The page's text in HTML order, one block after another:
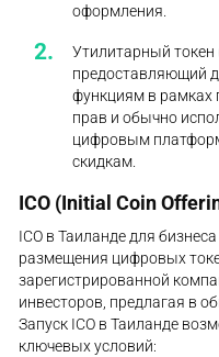
оформления.
Утилитарный токен
предоставляющий
функциям в рамках
прав и обычно
цифровым
скидкам.
ICO (Initial Coin
ICO в Таиланде для
размещения цифровых
зарегистрированной
инвесторов, предлагая в
Запуск ICO в Таиланде
ключевых условий: